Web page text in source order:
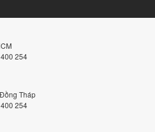
254
Tháp
254